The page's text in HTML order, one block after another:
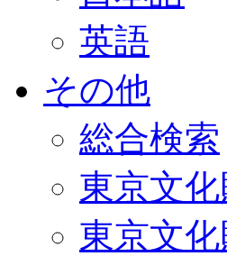
英語
その他
総合検索
東京文
東京文